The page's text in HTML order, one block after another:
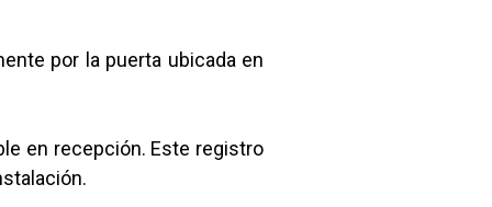
por la puerta ubicada en
en recepción. Este registro